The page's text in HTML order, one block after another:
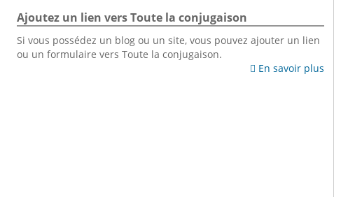
Ajoutez un lien vers Toute la conjugaison
Si vous possédez un blog ou un site, vous pouvez ajouter un lien
ou un formulaire vers Toute la conjugaison.
 En savoir plus